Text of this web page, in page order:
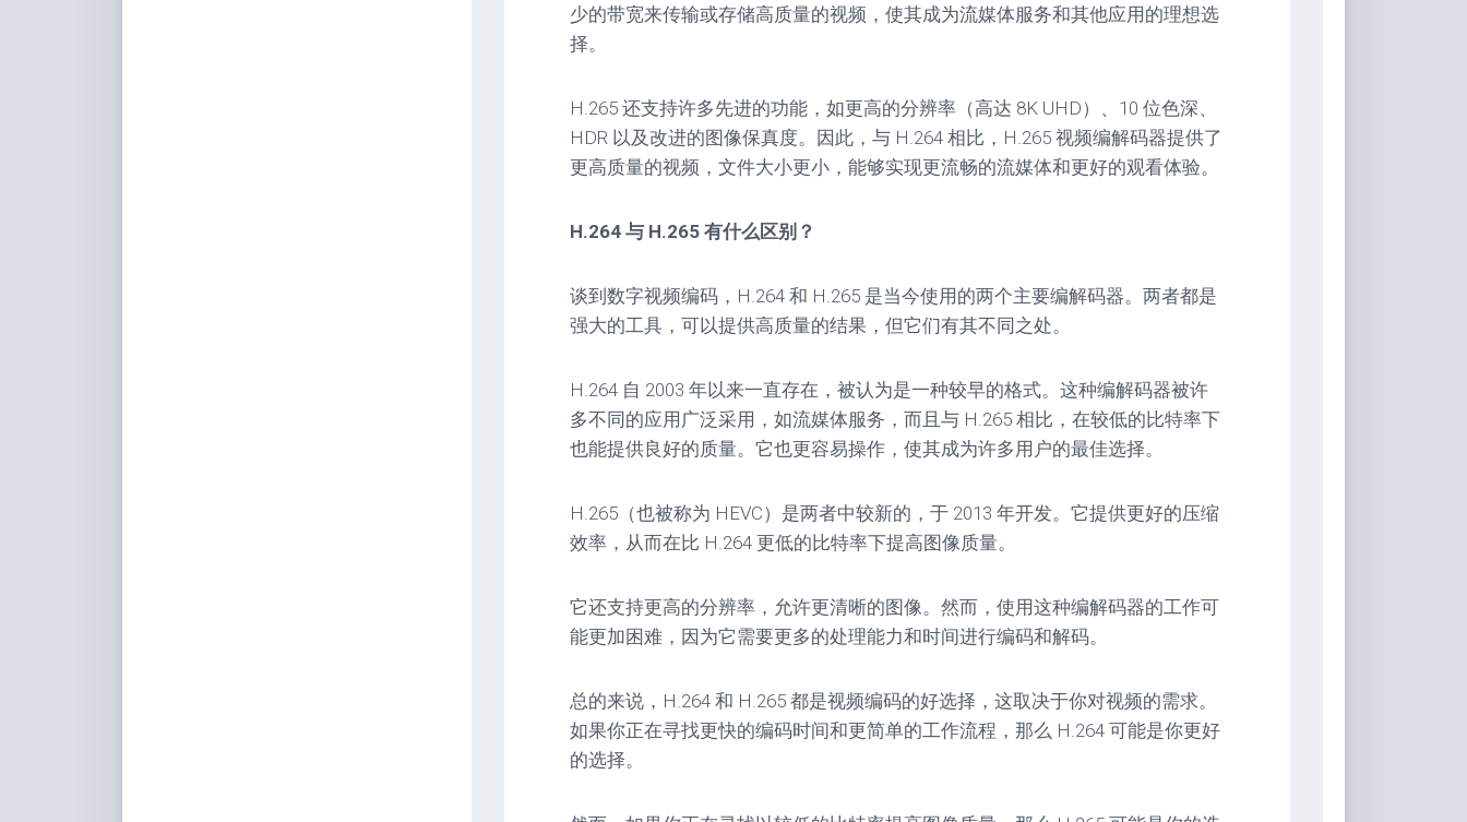
少的带宽来传输或存储高质量的视频，使其成为流媒体服务和其他应用的理想选
择。
H.265 还支持许多先进的功能，如更高的分辨率（高达 8K UHD）、10 位色深、
HDR 以及改进的图像保真度。因此，与 H.264 相比，H.265 视频编解码器提供了
更高质量的视频，文件大小更小，能够实现更流畅的流媒体和更好的观看体验。
H.264 与 H.265 有什么区别？
谈到数字视频编码，H.264 和 H.265 是当今使用的两个主要编解码器。两者都是
强大的工具，可以提供高质量的结果，但它们有其不同之处。
H.264 自 2003 年以来一直存在，被认为是一种较早的格式。这种编解码器被许
多不同的应用广泛采用，如流媒体服务，而且与 H.265 相比，在较低的比特率下
也能提供良好的质量。它也更容易操作，使其成为许多用户的最佳选择。
H.265（也被称为 HEVC）是两者中较新的，于 2013 年开发。它提供更好的压缩
效率，从而在比 H.264 更低的比特率下提高图像质量。
它还支持更高的分辨率，允许更清晰的图像。然而，使用这种编解码器的工作可
能更加困难，因为它需要更多的处理能力和时间进行编码和解码。
总的来说，H.264 和 H.265 都是视频编码的好选择，这取决于你对视频的需求。
如果你正在寻找更快的编码时间和更简单的工作流程，那么 H.264 可能是你更好
的选择。